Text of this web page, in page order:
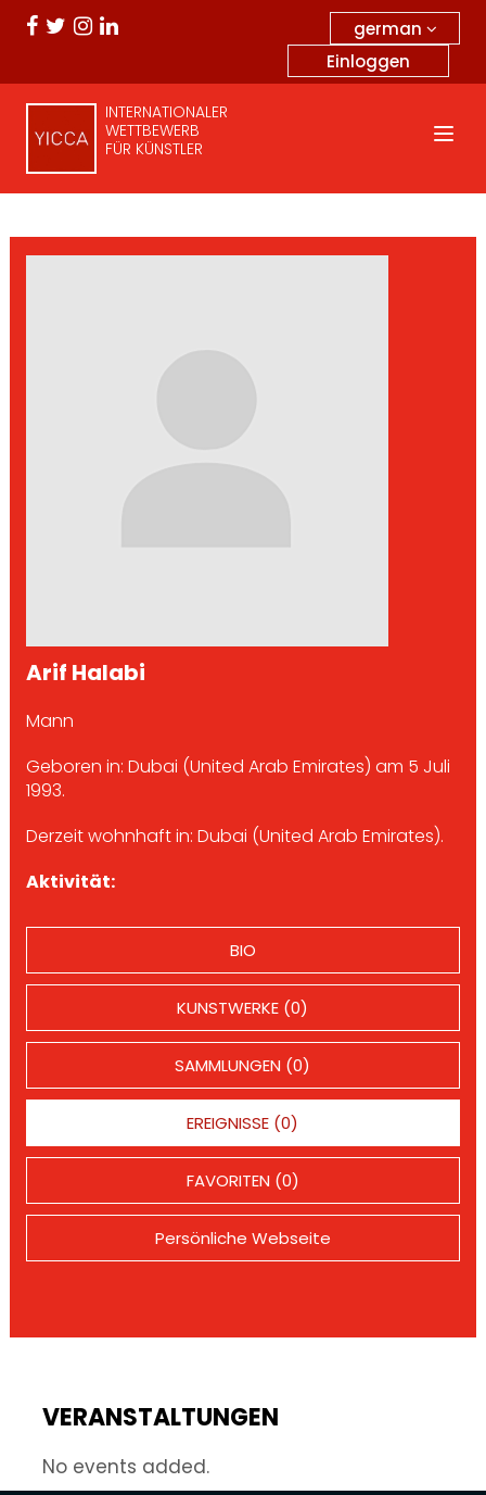
german
Einloggen
INTERNATIONALER
WETTBEWERB
FÜR KÜNSTLER
Arif Halabi
Mann
Geboren in: Dubai (United Arab Emirates) am 5 Juli
1993.
Derzeit wohnhaft in: Dubai (United Arab Emirates).
Aktivität:
BIO
KUNSTWERKE (0)
SAMMLUNGEN (0)
EREIGNISSE (0)
FAVORITEN (0)
Persönliche Webseite
VERANSTALTUNGEN
No events added.